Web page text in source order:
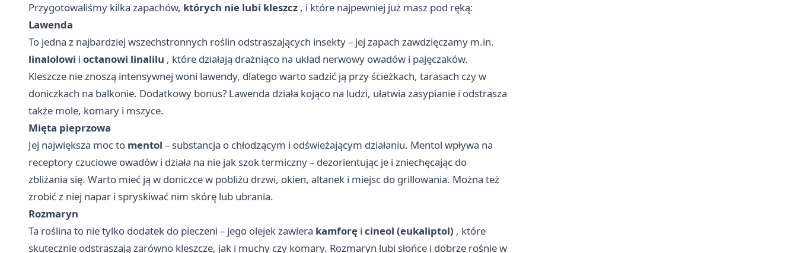
Przygotowaliśmy kilka zapachów, których nie lubi kleszcz , i które najpewniej już masz pod ręką:
Lawenda
To jedna z najbardziej wszechstronnych roślin odstraszających insekty – jej zapach zawdzięczamy m.in.
linalolowi i octanowi linalilu , które działają drażniąco na układ nerwowy owadów i pajęczaków.
Kleszcze nie znoszą intensywnej woni lawendy, dlatego warto sadzić ją przy ścieżkach, tarasach czy w
doniczkach na balkonie. Dodatkowy bonus? Lawenda działa kojąco na ludzi, ułatwia zasypianie i odstrasza
także mole, komary i mszyce.
Mięta pieprzowa
Jej największa moc to mentol – substancja o chłodzącym i odświeżającym działaniu. Mentol wpływa na
receptory czuciowe owadów i działa na nie jak szok termiczny – dezorientując je i zniechęcając do
zbliżania się. Warto mieć ją w doniczce w pobliżu drzwi, okien, altanek i miejsc do grillowania. Można też
zrobić z niej napar i spryskiwać nim skórę lub ubrania.
Rozmaryn
Ta roślina to nie tylko dodatek do pieczeni – jego olejek zawiera kamforę i cineol (eukaliptol) , które
skutecznie odstraszają zarówno kleszcze, jak i muchy czy komary. Rozmaryn lubi słońce i dobrze rośnie w